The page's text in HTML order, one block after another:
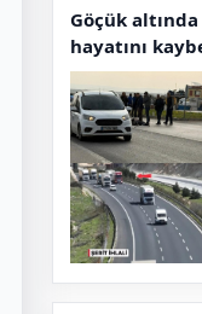
Göçük
hayatını